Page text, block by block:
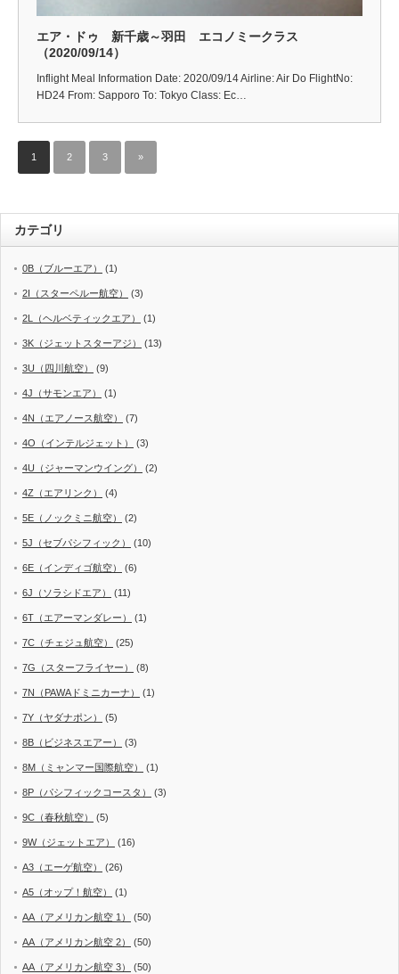
エア・ドゥ 新千歳～羽田 エコノミークラス
（2020/09/14）
Inflight Meal Information Date: 2020/09/14 Airline: Air Do FlightNo:
HD24 From: Sapporo To: Tokyo Class: Ec…
1 2 3 »
カテゴリ
0B（ブルーエア） (1)
2I（スターペルー航空） (3)
2L（ヘルベティックエア） (1)
3K（ジェットスターアジ） (13)
3U（四川航空） (9)
4J（サモンエア） (1)
4N（エアノース航空） (7)
4O（インテルジェット） (3)
4U（ジャーマンウイング） (2)
4Z（エアリンク） (4)
5E（ノックミニ航空） (2)
5J（セブパシフィック） (10)
6E（インディゴ航空） (6)
6J（ソラシドエア） (11)
6T（エアーマンダレー） (1)
7C（チェジュ航空） (25)
7G（スターフライヤー） (8)
7N（PAWAドミニカーナ） (1)
7Y（ヤダナポン） (5)
8B（ビジネスエアー） (3)
8M（ミャンマー国際航空） (1)
8P（パシフィックコースタ） (3)
9C（春秋航空） (5)
9W（ジェットエア） (16)
A3（エーゲ航空） (26)
A5（オップ！航空） (1)
AA（アメリカン航空 1） (50)
AA（アメリカン航空 2） (50)
AA（アメリカン航空 3） (50)